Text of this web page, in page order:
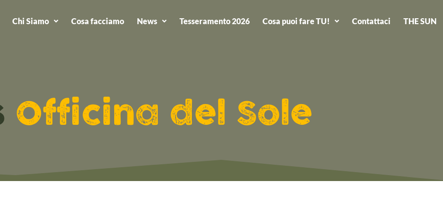
Chi Siamo Cosa facciamo News Tesseramento 2026 Cosa puoi fare TU! Contattaci THE SUN
Officina del Sole